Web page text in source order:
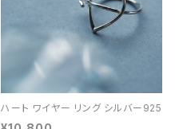
ハート ワイヤー リング シルバー925